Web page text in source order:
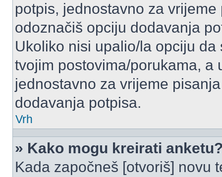
potpis, jednostavno za
odoznačiš opciju dodavanja
Ukoliko nisi upalio/la opciju
tvojim postovima/porukama, a
jednostavno za vrijeme
dodavanja potpisa.
Vrh
» Kako mogu kreirati
Kada započneš [otvoriš] novu